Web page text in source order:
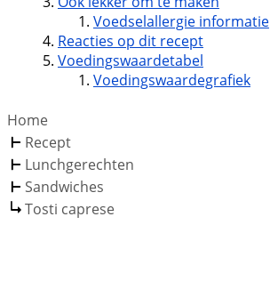
Voedselallergie informatie
Reacties op dit recept
Voedingswaardetabel
Voedingswaardegrafiek
Home
Recept
Lunchgerechten
Sandwiches
Tosti caprese